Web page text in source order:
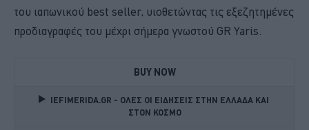
του ιαπωνικού best seller, υιοθετώντας τις εξεζητημένες
προδιαγραφές του μέχρι σήμερα γνωστού GR Yaris.
BUY NOW
IEFIMERIDA.GR - ΟΛΕΣ ΟΙ ΕΙΔΗΣΕΙΣ ΣΤΗΝ ΕΛΛΑΔΑ ΚΑΙ
ΣΤΟΝ ΚΟΣΜΟ